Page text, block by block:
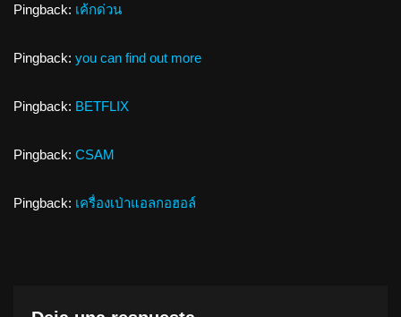
Pingback: เค้กด่วน
Pingback: you can find out more
Pingback: BETFLIX
Pingback: CSAM
Pingback: เครื่องเป่าแอลกอฮอล์